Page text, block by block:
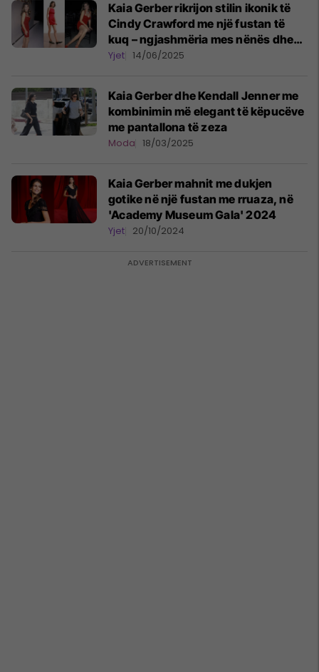
Kaia Gerber rikrijon stilin ikonik të
Cindy Crawford me një fustan të
kuq – ngjashmëria mes nënës dhe
vajzës është e pabesueshme
Yjet 14/06/2025
Kaia Gerber dhe Kendall Jenner me
kombinimin më elegant të këpucëve
me pantallona të zeza
Moda 18/03/2025
Kaia Gerber mahnit me dukjen
gotike në një fustan me rruaza, në
'Academy Museum Gala' 2024
Yjet 20/10/2024